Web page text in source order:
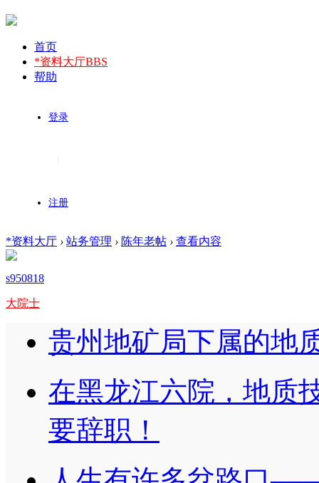
首页
*资料大厅BBS
帮助
登录
注册
*资料大厅 › 站务管理 › 陈年老帖 › 查看内容
s950818
大院士
贵州地矿局下属的地
在黑龙江六院，地质
要辞职！